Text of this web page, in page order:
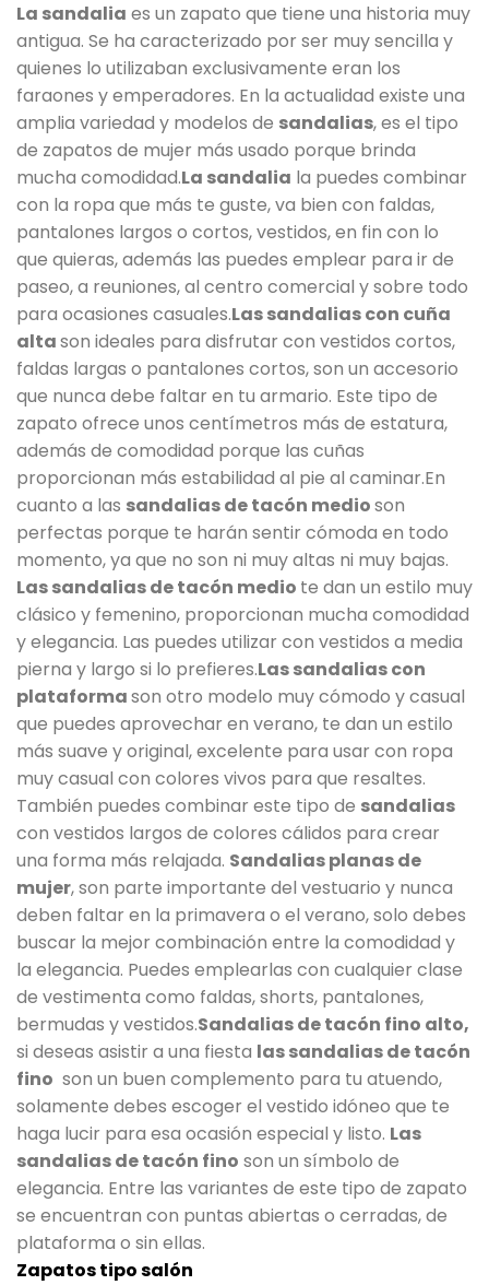
La sandalia es un zapato que tiene una historia muy
antigua. Se ha caracterizado por ser muy sencilla y
quienes lo utilizaban exclusivamente eran los
faraones y emperadores. En la actualidad existe una
amplia variedad y modelos de sandalias, es el tipo
de zapatos de mujer más usado porque brinda
mucha comodidad.La sandalia la puedes combinar
con la ropa que más te guste, va bien con faldas,
pantalones largos o cortos, vestidos, en fin con lo
que quieras, además las puedes emplear para ir de
paseo, a reuniones, al centro comercial y sobre todo
para ocasiones casuales.Las sandalias con cuña
altason ideales para disfrutar con vestidos cortos,
faldas largas o pantalones cortos, son un accesorio
que nunca debe faltar en tu armario. Este tipo de
zapato ofrece unos centímetros más de estatura,
además de comodidad porque las cuñas
proporcionan más estabilidad al pie al caminar.En
cuanto a las sandalias de tacón medioson
perfectas porque te harán sentir cómoda en todo
momento, ya que no son ni muy altas ni muy bajas.
Las sandalias de tacón medio te dan un estilo muy
clásico y femenino, proporcionan mucha comodidad
y elegancia. Las puedes utilizar con vestidos a media
pierna y largo si lo prefieres.Las sandalias con
plataformason otro modelo muy cómodo y casual
que puedes aprovechar en verano, te dan un estilo
más suave y original, excelente para usar con ropa
muy casual con colores vivos para que resaltes.
También puedes combinar este tipo de sandalias
con vestidos largos de colores cálidos para crear
una forma más relajada. Sandalias planas de
mujer, son parte importante del vestuario y nunca
deben faltar en la primavera o el verano, solo debes
buscar la mejor combinación entre la comodidad y
la elegancia. Puedes emplearlas con cualquier clase
de vestimenta como faldas, shorts, pantalones,
bermudas y vestidos.Sandalias de tacón fino alto,
si deseas asistir a una fiesta las sandalias de tacón
fino son un buen complemento para tu atuendo,
solamente debes escoger el vestido idóneo que te
haga lucir para esa ocasión especial y listo. Las
sandalias de tacón fino son un símbolo de
elegancia. Entre las variantes de este tipo de zapato
se encuentran con puntas abiertas o cerradas, de
plataforma o sin ellas.
Zapatos tipo salón